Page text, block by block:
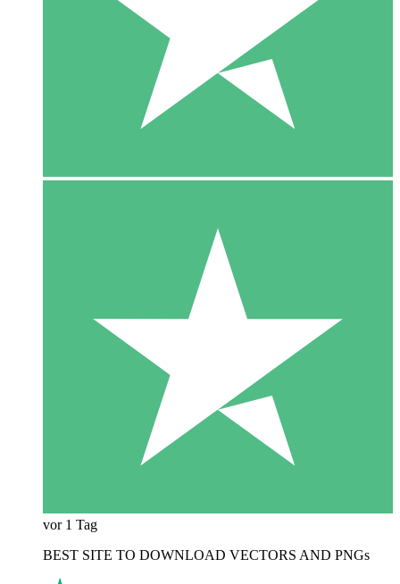
vor 1 Tag
BEST SITE TO DOWNLOAD VECTORS AND PNGs